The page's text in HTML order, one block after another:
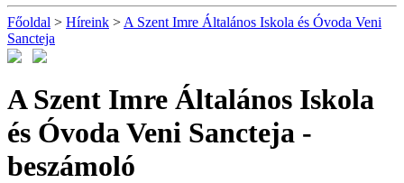
Főoldal > Híreink > A Szent Imre Általános Iskola és Óvoda Veni
Sancteja
A Szent Imre Általános Iskola
és Óvoda Veni Sancteja -
beszámoló